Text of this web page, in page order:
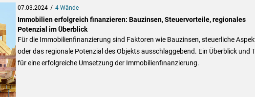
07.03.2024 4 Wände
Immobilien erfolgreich finanzieren: Bauzinsen, Steuervorteile, regionales
Potenzial im Überblick
Für die Immobilienfinanzierung sind Faktoren wie Bauzinsen, steuerliche
oder das regionale Potenzial des Objekts ausschlaggebend. Ein Überblick und
für eine erfolgreiche Umsetzung der Immobilienfinanzierung.